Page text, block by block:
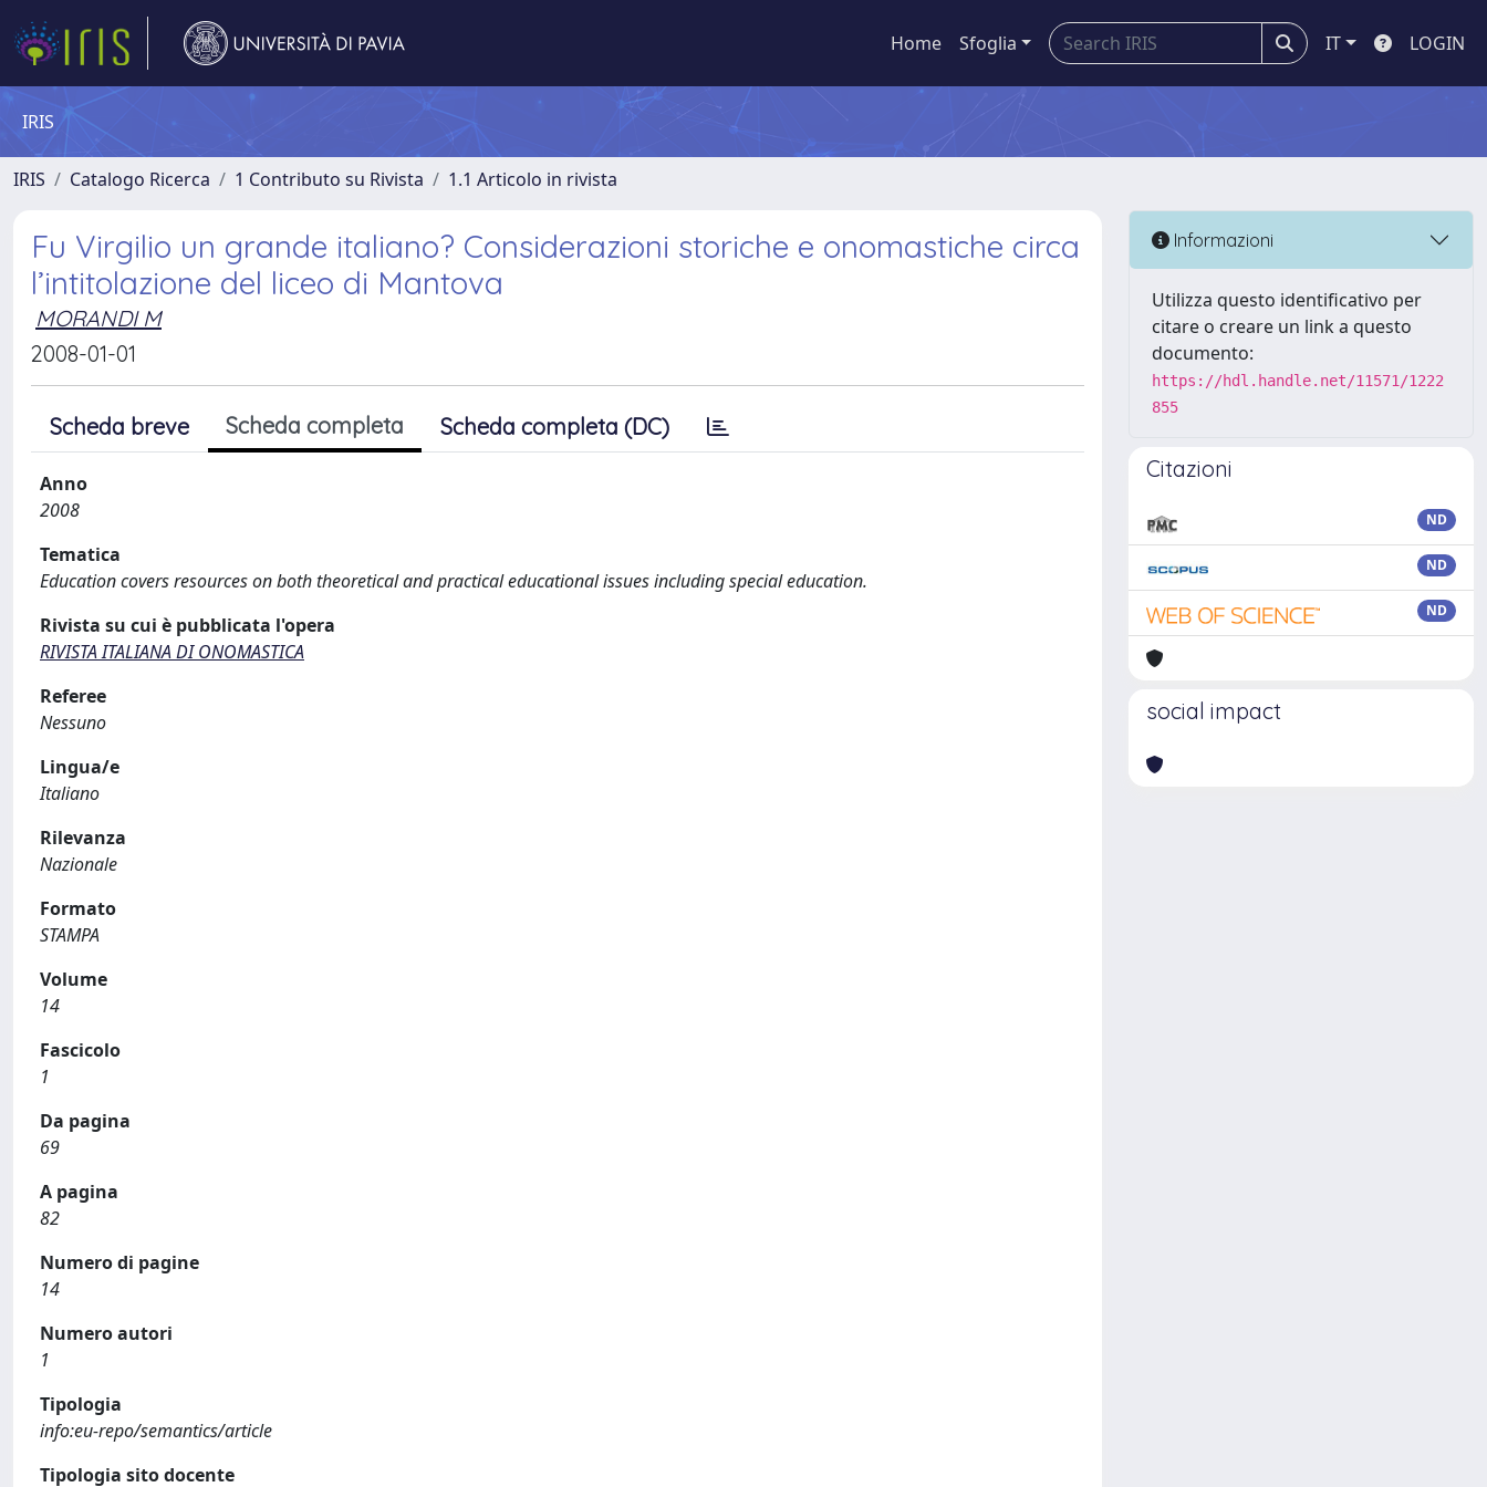
Home Sfoglia IT LOGIN
IRIS
IRIS Catalogo Ricerca 1 Contributo su Rivista 1.1 Articolo in rivista
Fu Virgilio un grande italiano? Considerazioni storiche e onomastiche circa
l’intitolazione del liceo di Mantova
MORANDI M
2008-01-01
Scheda breve Scheda completa Scheda completa (DC)
Anno
2008
Tematica
Education covers resources on both theoretical and practical educational issues including special education.
Rivista su cui è pubblicata l'opera
RIVISTA ITALIANA DI ONOMASTICA
Referee
Nessuno
Lingua/e
Italiano
Rilevanza
Nazionale
Formato
STAMPA
Volume
14
Fascicolo
1
Da pagina
69
A pagina
82
Numero di pagine
14
Numero autori
1
Tipologia
info:eu-repo/semantics/article
Tipologia sito docente
Informazioni
Utilizza questo identificativo per
citare o creare un link a questo
documento:
https://hdl.handle.net/11571/1222
855
Citazioni
ND
ND
ND
social impact